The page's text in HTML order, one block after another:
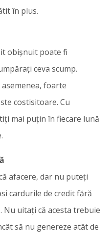
în plus.
obișnuit poate fi
ceva scump.
foarte
costisitoare. Cu
mai puțin în fiecare lună
afacere, dar nu puteți
cardurile de credit fără
Nu uitați că acesta trebuie
să nu genereze atât de